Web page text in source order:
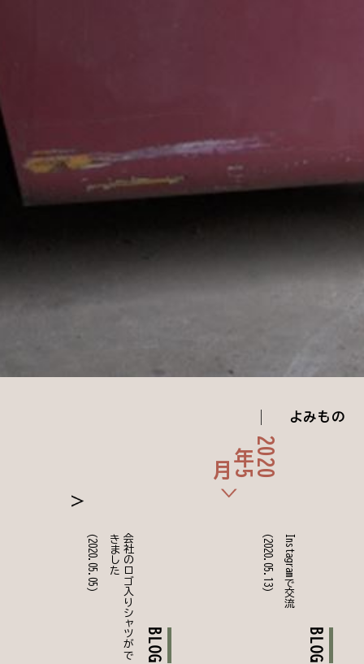
よみもの
2
0
2 0
年5
月
BLOG
Instagramで交流
(2020.05.13)
BLOG
会
社
の
ロ
ゴ
入
り
シ
ャ
ツ
が
で
き
ま
し
た
(2020.05.05)